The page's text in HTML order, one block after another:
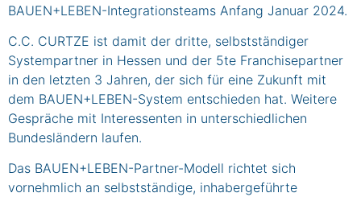
BAUEN+LEBEN-Integrationsteams Anfang Januar 2024.
C.C. CURTZE ist damit der dritte, selbstständiger
Systempartner in Hessen und der 5te Franchisepartner
in den letzten 3 Jahren, der sich für eine Zukunft mit
dem BAUEN+LEBEN-System entschieden hat. Weitere
Gespräche mit Interessenten in unterschiedlichen
Bundesländern laufen.
Das BAUEN+LEBEN-Partner-Modell richtet sich
vornehmlich an selbstständige, inhabergeführte